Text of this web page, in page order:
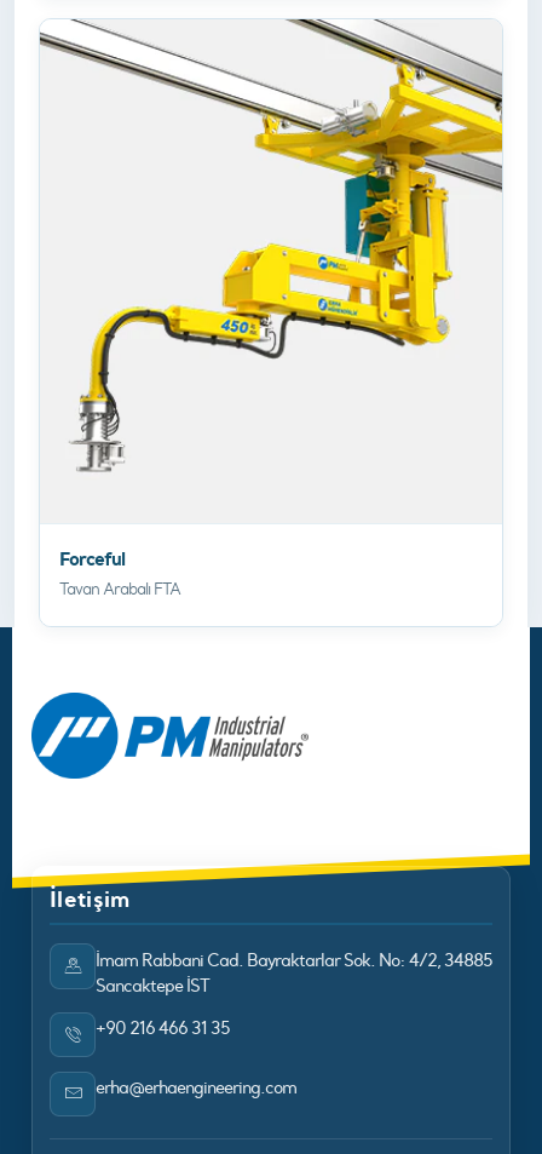
Forceful
Tavan Arabalı FTA
İletişim
İmam Rabbani Cad. Bayraktarlar Sok. No: 4/2, 34885
Sancaktepe İST
+90 216 466 31 35
erha@erhaengineering.com